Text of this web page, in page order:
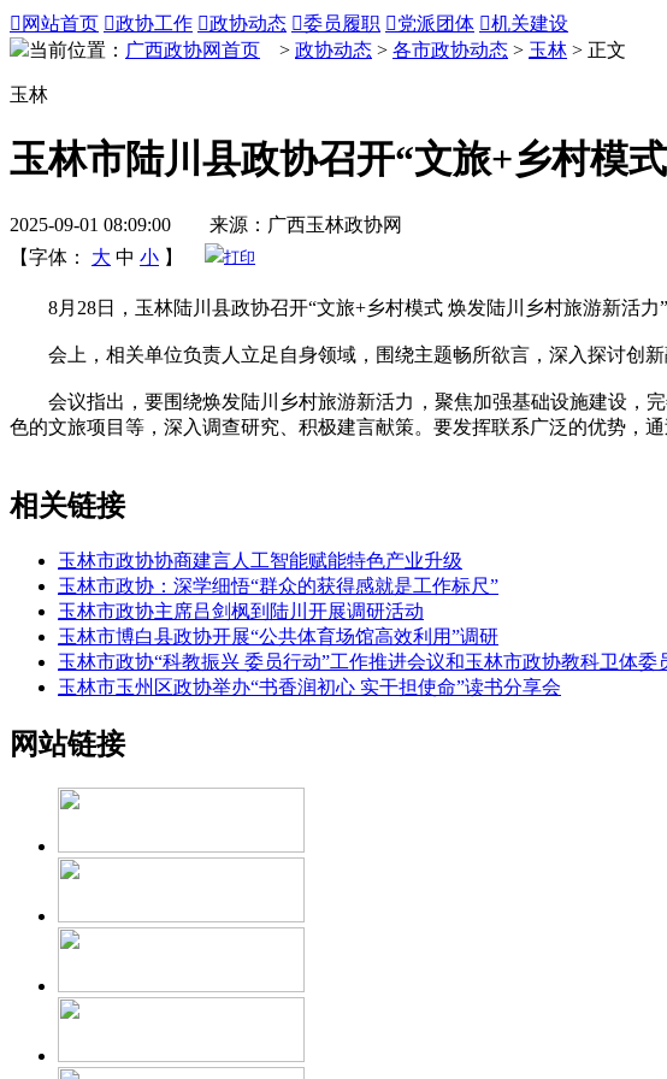
 网站首页 政协工作 政协动态 委员履职 党派团体 机关建设
当前位置： 广西政协网首页 > 政协动态 > 各市政协动态 > 玉林 > 正文
玉林
玉林市陆川县政协召开“文旅+乡村模
2025-09-01 08:09:00 来源：广西玉林政协网
【字体：
大 中 小 】 打印
8月28日，玉林陆川县政协召开“文旅+乡村模式 焕发陆川乡村旅游新活力
会上，相关单位负责人立足自身领域，围绕主题畅所欲言，深入探讨创新
会议指出，要围绕焕发陆川乡村旅游新活力，聚焦加强基础设施建设，完
色的文旅项目等，深入调查研究、积极建言献策。要发挥联系广泛的优势，
相关链接
玉林市政协协商建言人工智能赋能特色产业升级
玉林市政协：深学细悟“群众的获得感就是工作标尺”
玉林市政协主席吕剑枫到陆川开展调研活动
玉林市博白县政协开展“公共体育场馆高效利用”调研
玉林市政协“科教振兴 委员行动”工作推进会议和玉林市政协教科卫体委
玉林市玉州区政协举办“书香润初心 实干担使命”读书分享会
网站链接